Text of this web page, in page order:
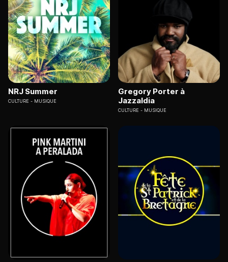
NRJ Summer
CULTURE MUSIQUE
Gregory Porter à
Jazzaldia
CULTURE MUSIQUE